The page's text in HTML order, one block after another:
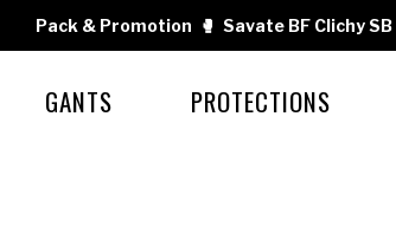
Pack & Promotion 🥊 Savate BF Clichy SB
GANTS PROTECTIONS